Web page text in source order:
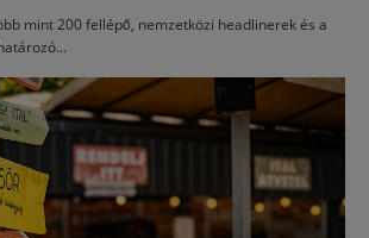
mint 200 fellépő, nemzetközi headlinerek és a